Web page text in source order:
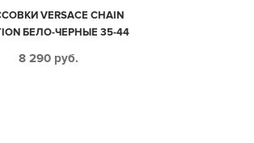
VERSACE CHAIN
БЕЛО-ЧЕРНЫЕ 35-44
8 290 руб.